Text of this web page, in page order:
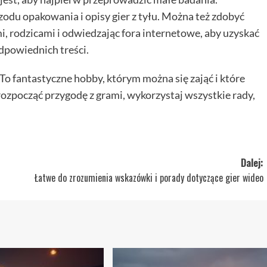
opakowania i opisy gier z tyłu. Można też zdobyć
rodzicami i odwiedzając fora internetowe, aby uzyskać
treści.
fantastyczne hobby, którym można się zająć i które
przygodę z grami, wykorzystaj wszystkie rady,
Dalej:
Łatwe do zrozumienia wskazówki i porady dotyczące gier wideo